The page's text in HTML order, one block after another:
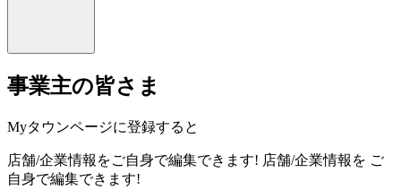
事業主の皆さま
Myタウンページに登録すると
店舗/企業情報をご自身で編集できます! 店舗/企業情報を ご
自身で編集できます!